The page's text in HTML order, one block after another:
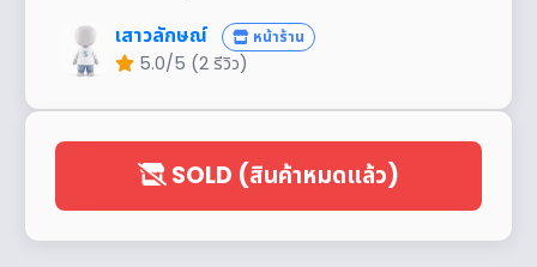
เสาวลักษณ์ หน้าร้าน
5.0/5 (2 รีวิว)
SOLD (สินค้าหมดแล้ว)